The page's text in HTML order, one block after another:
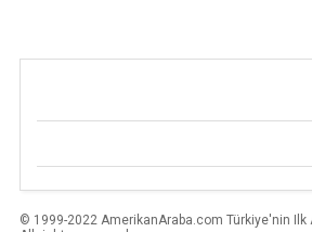
© 1999-2022 AmerikanAraba.com Türkiye'nin Ilk